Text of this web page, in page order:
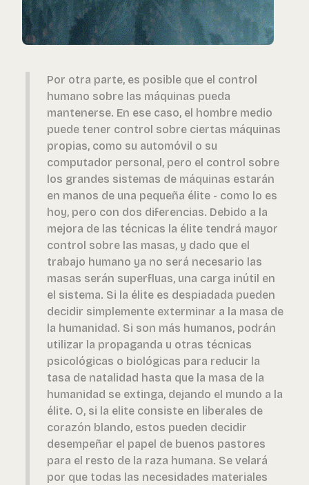
Por otra parte, es posible que el control
humano sobre las máquinas pueda
mantenerse. En ese caso, el hombre medio
puede tener control sobre ciertas máquinas
propias, como su automóvil o su
computador personal, pero el control sobre
los grandes sistemas de máquinas estarán
en manos de una pequeña élite - como lo es
hoy, pero con dos diferencias. Debido a la
mejora de las técnicas la élite tendrá mayor
control sobre las masas, y dado que el
trabajo humano ya no será necesario las
masas serán superfluas, una carga inútil en
el sistema. Si la élite es despiadada pueden
decidir simplemente exterminar a la masa de
la humanidad. Si son más humanos, podrán
utilizar la propaganda u otras técnicas
psicológicas o biológicas para reducir la
tasa de natalidad hasta que la masa de la
humanidad se extinga, dejando el mundo a la
élite. O, si la elite consiste en liberales de
corazón blando, estos pueden decidir
desempeñar el papel de buenos pastores
para el resto de la raza humana. Se velará
por que todas las necesidades materiales